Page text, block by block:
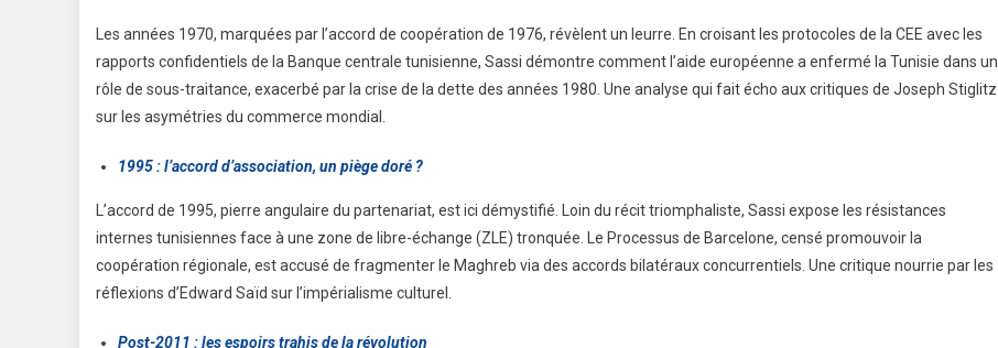
Les années 1970, marquées par l’accord de coopération de 1976, révèlent un leurre. En croisant les protocoles de la CEE avec les
rapports confidentiels de la Banque centrale tunisienne, Sassi démontre comment l’aide européenne a enfermé la Tunisie dans un
rôle de sous-traitance, exacerbé par la crise de la dette des années 1980. Une analyse qui fait écho aux critiques de Joseph Stiglitz
sur les asymétries du commerce mondial.
1995 : l’accord d’association, un piège doré ?
L’accord de 1995, pierre angulaire du partenariat, est ici démystifié. Loin du récit triomphaliste, Sassi expose les résistances
internes tunisiennes face à une zone de libre-échange (ZLE) tronquée. Le Processus de Barcelone, censé promouvoir la
coopération régionale, est accusé de fragmenter le Maghreb via des accords bilatéraux concurrentiels. Une critique nourrie par les
réflexions d’Edward Saïd sur l’impérialisme culturel.
Post-2011 : les espoirs trahis de la révolution
...read more →
Transition
énergétique :
l’université
tunisienne
LLP MUN :
Quand la
diplomatie
devient une
EIGHT
Hospitality
Business